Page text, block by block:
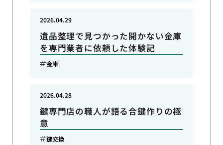
遺品整理で見つかった開かない金庫
を専門業者に依頼した体験記
2026.04.29
金庫
鍵専門店の職人が語る合鍵作りの極
意
2026.04.28
鍵交換